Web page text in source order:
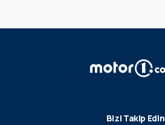
Bizi Takip Edin